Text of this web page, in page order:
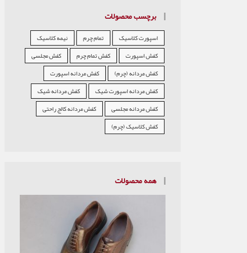
برچسب محصولات
اسپورت کلاسیک تمام چرم
نیمه کلاسیک
کفش اسپورت
کفش تمام چرم
کفش مجلسی
کفش مردانه (چرم)
کفش مردانه اسپورت
کفش مردانه اسپورت شیک
کفش مردانه شیک
کفش مردانه مجلسی
کفش مردانه کالج راحتی
کفش کلاسیک (چرم)
همه محصولات